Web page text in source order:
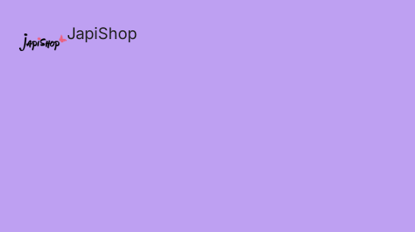
JapiShop